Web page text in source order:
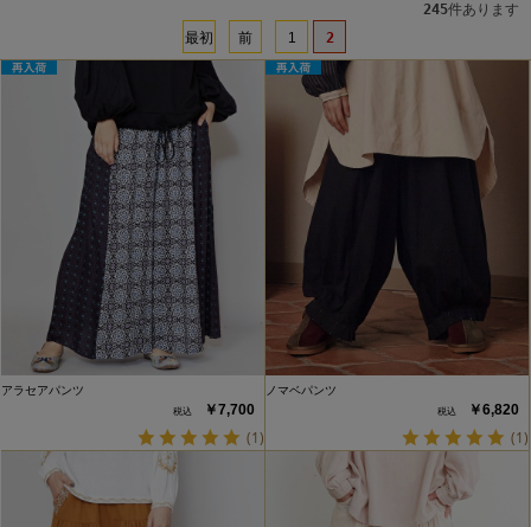
245件あります
最初
前 1 2
アラセアパンツ
￥7,700
(1)
ノマベパンツ
￥6,820
(1)